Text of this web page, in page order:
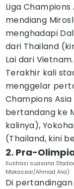
Liga
mendiang
menghadapi
dari Thailand
Lai dari Vietnam.
Terakhir kali
menggelar
Champions
bertandang ke
kalinya),
(Thailand, kini
2. Pra-
Ilustrasi suasana
Makassar/Ahmad Alia)
Di pertandingan